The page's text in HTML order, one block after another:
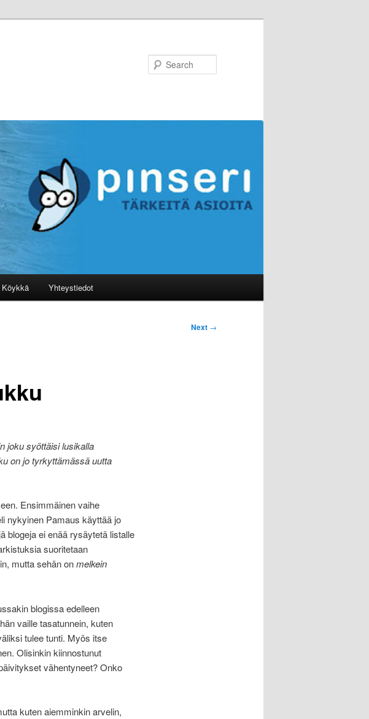
Yhteystiedot
Next →
joku syöttäisi lusikalla
on jo tyrkyttämässä uutta
Ensimmäinen vaihe
nykyinen Pamaus käyttää jo
blogeja ei enää rysäytetä listalle
suoritetaan
mutta sehän onmelkein
blogissa edelleen
vaille tasatunnein, kuten
tulee tunti. Myös itse
Olisinkin kiinnostunut
vähentyneet? Onko
kuten aiemminkin arvelin,